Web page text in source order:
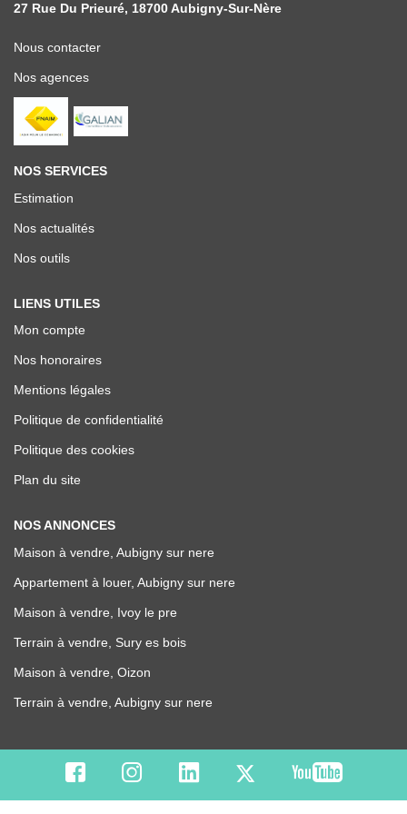
27 Rue Du Prieuré, 18700 Aubigny-Sur-Nère
Nous contacter
Nos agences
NOS SERVICES
Estimation
Nos actualités
Nos outils
LIENS UTILES
Mon compte
Nos honoraires
Mentions légales
Politique de confidentialité
Politique des cookies
Plan du site
NOS ANNONCES
Maison à vendre, Aubigny sur nere
Appartement à louer, Aubigny sur nere
Maison à vendre, Ivoy le pre
Terrain à vendre, Sury es bois
Maison à vendre, Oizon
Terrain à vendre, Aubigny sur nere